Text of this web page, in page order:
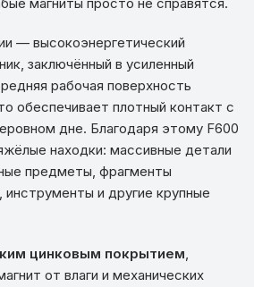
— высокоэнергетический
заключённый в усиленный
рабочая поверхность
обеспечивает плотный контакт с
дне. Благодаря этому F600
находки: массивные детали
предметы, фрагменты
и другие крупные
цинковым покрытием,
от влаги и механических